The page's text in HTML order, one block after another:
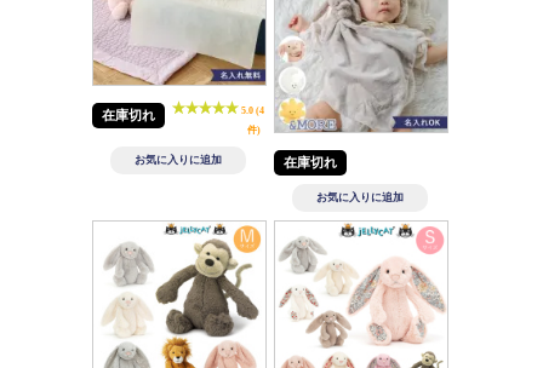
在庫切れ
5.0 (4
件)
在庫切れ